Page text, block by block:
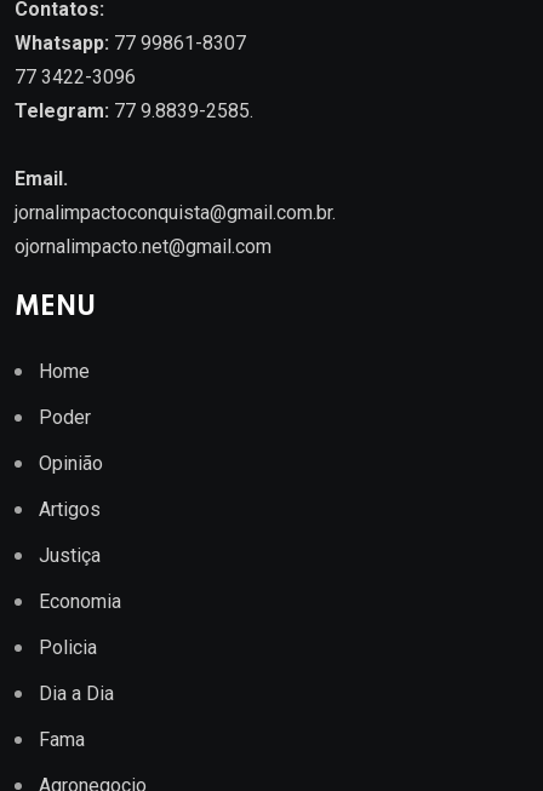
Contatos:
Whatsapp: 77 99861-8307
77 3422-3096
Telegram: 77 9.8839-2585.
Email.
jornalimpactoconquista@gmail.com.br.
ojornalimpacto.net@gmail.com
MENU
Home
Poder
Opinião
Artigos
Justiça
Economia
Policia
Dia a Dia
Fama
Agronegocio